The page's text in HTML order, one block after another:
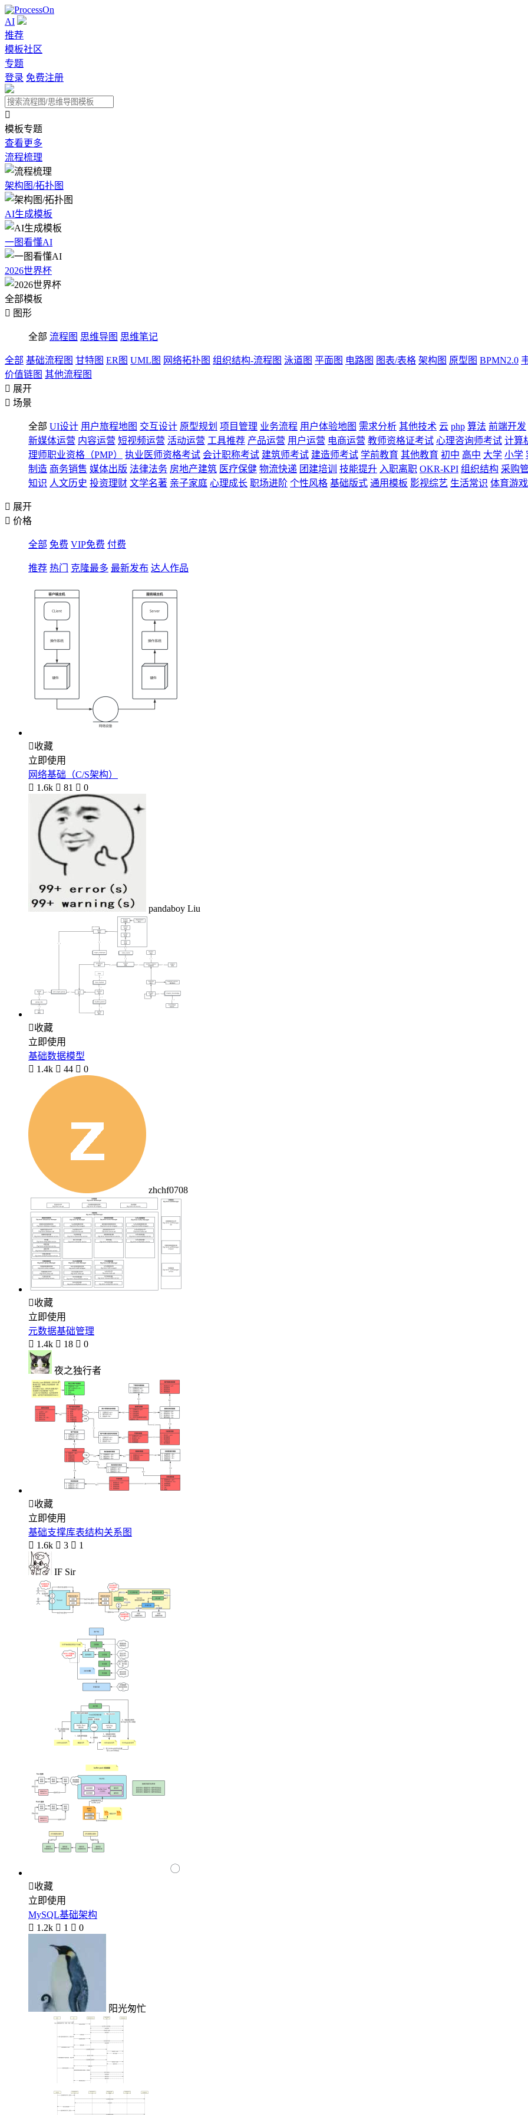
AI
推荐
模板社区
专题
登录 免费注册

模板专题
查看更多
流程梳理
架构图/拓扑图
AI生成模板
一图看懂AI
2026世界杯
全部模板
 图形
全部 流程图 思维导图 思维笔记
全部 基础流程图 甘特图 ER图 UML图 网络拓扑图 组织结构-流程图 泳道图 平面图 电路图 图表/表格 架构图 原型图 BPMN2.0
价值链图 其他流程图
 展开
 场景
全部 UI设计 用户旅程地图 交互设计 原型规划 项目管理 业务流程 用户体验地图 需求分析 其他技术 云 php 算法 前端开发
新媒体运营 内容运营 短视频运营 活动运营 工具推荐 产品运营 用户运营 电商运营 教师资格证考试 心理咨询师考试 计算
理师职业资格（PMP）
执业医师资格考试 会计职称考试 建筑师考试 建造师考试 学前教育 其他教育 初中 高中 大学 小学
制造 商务销售 媒体出版 法律法务 房地产建筑 医疗保健 物流快递 团建培训 技能提升 入职离职 OKR-KPI 组织结构 采购
知识 人文历史 投资理财 文学名著 亲子家庭 心理成长 职场进阶 个性风格 基础版式 通用模板 影视综艺 生活常识 体育游戏
 展开
 价格
全部 免费 VIP免费 付费
推荐 热门 克隆最多 最新发布 达人作品
收藏
立即使用
网络基础（C/S架构）
 1.6k  81  0
pandaboy Liu
收藏
立即使用
基础数据模型
 1.4k  44  0
zhchf0708
收藏
立即使用
元数据基础管理
 1.4k  18  0
夜之独行者
收藏
立即使用
基础支撑库表结构关系图
 1.6k  3  1
IF Sir
收藏
立即使用
MySQL基础架构
 1.2k  1  0
阳光匆忙